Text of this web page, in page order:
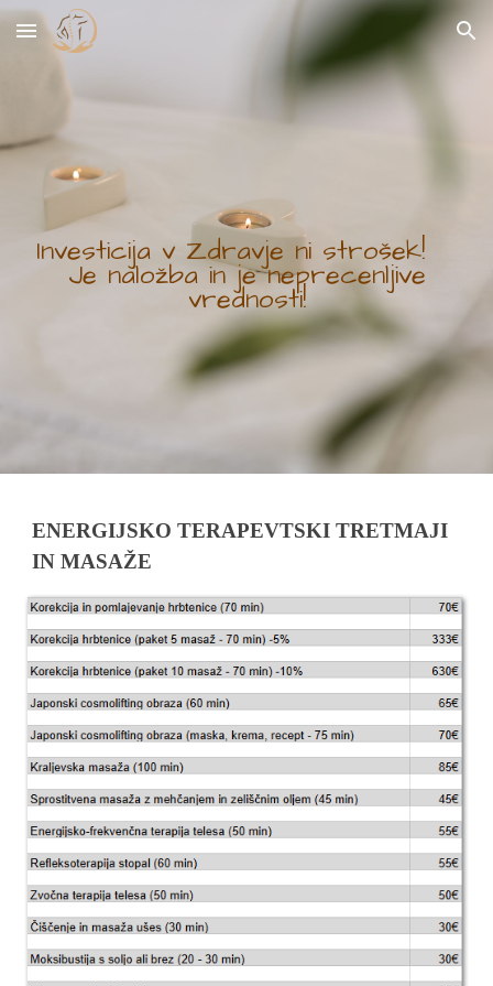
Skip to main content Skip to navigation
Investicija v Zdravje ni strošek!
Je naložba in je neprecenljive
vrednosti!
ENERGIJSKO TERAPEVTSKI TRETMAJI
IN MASAŽE